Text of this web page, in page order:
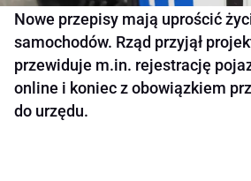
Nowe przepisy mają uprościć
samochodów. Rząd przyjął
przewiduje m.in. rejestrację
online i koniec z obowiązkiem
do urzędu.